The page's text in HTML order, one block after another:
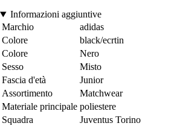
Informazioni aggiuntive
Marchio
adidas
Colore
black/ecrtin
Colore
Nero
Sesso
Misto
Fascia d'età
Junior
Assortimento
Matchwear
Materiale principale poliestere
Squadra
Juventus Torino